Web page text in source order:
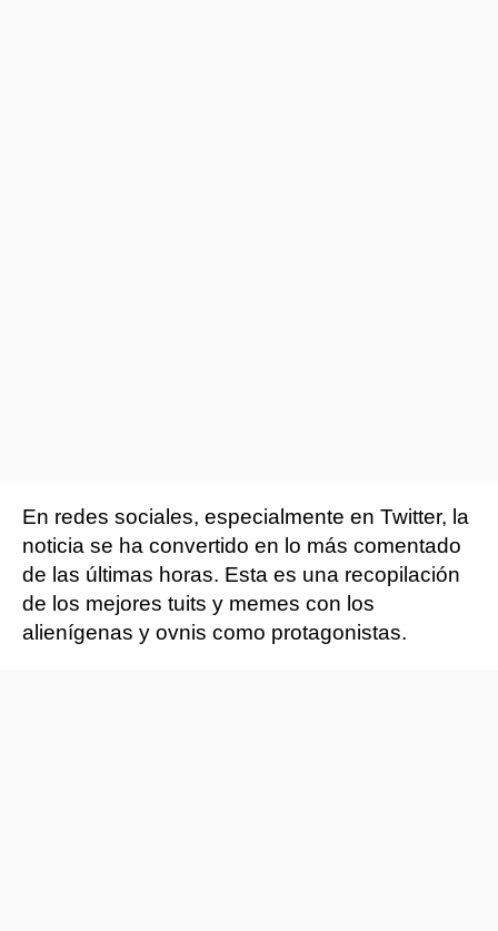
En redes sociales, especialmente en Twitter, la
noticia se ha convertido en lo más comentado
de las últimas horas. Esta es una recopilación
de los mejores tuits y memes con los
alienígenas y ovnis como protagonistas.